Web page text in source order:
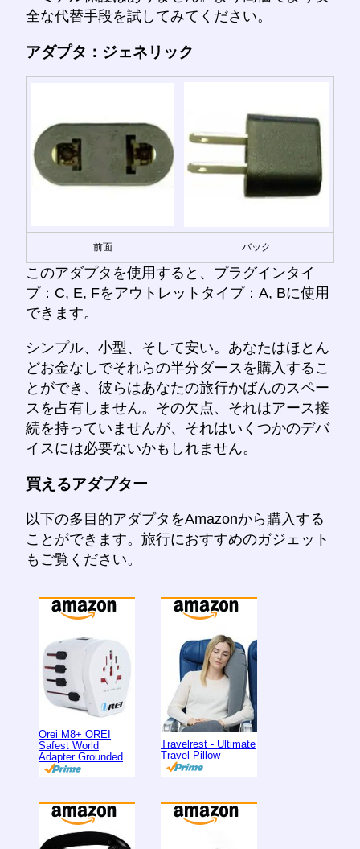
全な代替手段を試してみてください。
アダプタ：ジェネリック
前面 バック
このアダプタを使用すると、プラグインタイ
プ：C, E, Fをアウトレットタイプ：A, Bに使用
できます。
シンプル、小型、そして安い。あなたはほとん
どお金なしでそれらの半分ダースを購入するこ
とができ、彼らはあなたの旅行かばんのスペー
スを占有しません。その欠点、それはアース接
続を持っていませんが、それはいくつかのデバ
イスには必要ないかもしれません。
買えるアダプター
以下の多目的アダプタをAmazonから購入する
ことができます。旅行におすすめのガジェット
もご覧ください。
Orei M8+ OREI
Safest World
Adapter Grounded
Travelrest - Ultimate
Travel Pillow